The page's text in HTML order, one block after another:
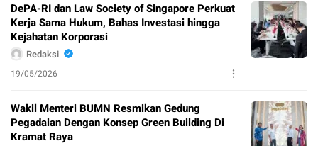
DePA-RI dan Law Society of Singapore Perkuat
Kerja Sama Hukum, Bahas Investasi hingga
Kejahatan Korporasi
Redaksi
19/05/2026
Wakil Menteri BUMN Resmikan Gedung
Pegadaian Dengan Konsep Green Building Di
Kramat Raya